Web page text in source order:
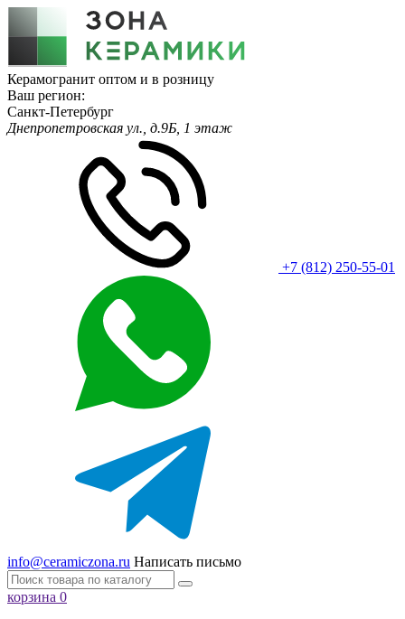
Керамогранит оптом и в розницу
Ваш регион:
Санкт-Петербург
Днепропетровская ул., д.9Б, 1 этаж
+7 (812) 250-55-01
info@ceramiczona.ru Написать письмо
корзина 0